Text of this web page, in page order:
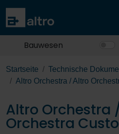
Bauwesen
Startseite
Technische
Altro Orchestra / Altro
Altro Orchestra
Orchestra